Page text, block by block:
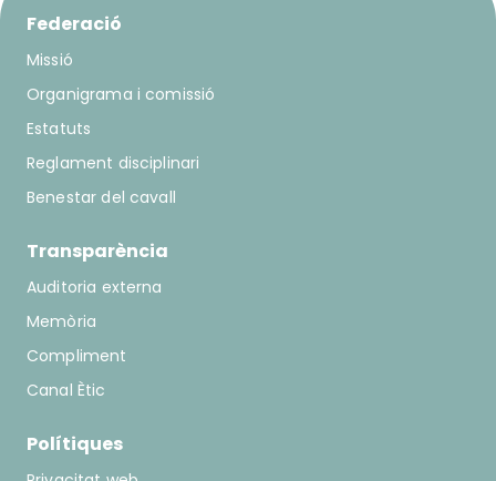
Federació
Missió
Organigrama i comissió
Estatuts
Reglament disciplinari
Benestar del cavall
Transparència
Auditoria externa
Memòria
Compliment
Canal Ètic
Polítiques